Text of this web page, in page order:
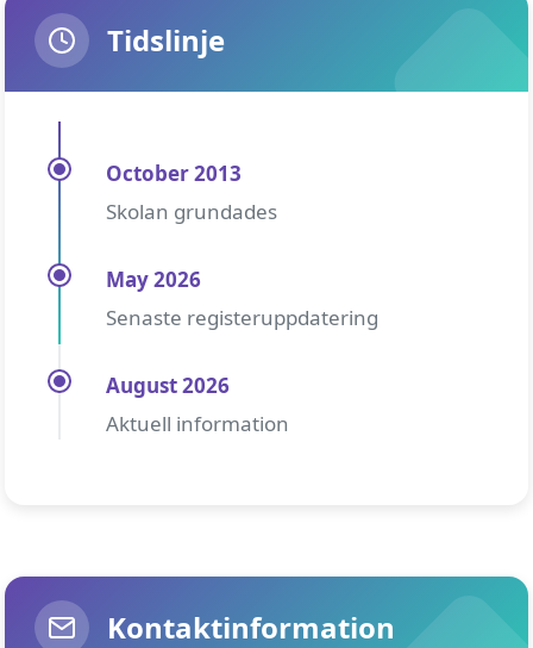
Tidslinje
October 2013
Skolan grundades
May 2026
Senaste registeruppdatering
August 2026
Aktuell information
Kontaktinformation